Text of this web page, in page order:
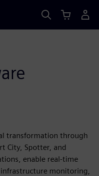
transformation through
City, Spotter, and
enable real-time
monitoring,